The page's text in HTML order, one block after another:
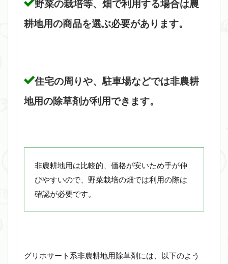
野菜の栽培等、畑で利用する場合は農
耕地用の商品を選ぶ必要があります。
住宅の周りや、駐車場などでは非農耕
地用の除草剤が利用できます。
非農耕地用は比較的、価格が安いため手が伸
びやすいので、野菜栽培の畑では利用の際は
確認が必要です。
グリホサート系非農耕地用除草剤には、以下のよう